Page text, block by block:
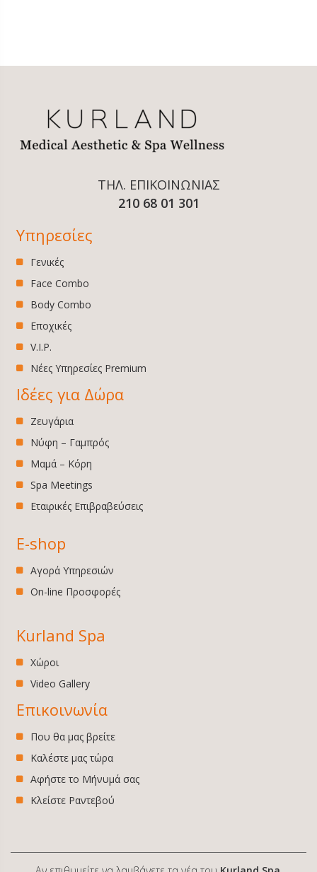
ΤΗΛ. ΕΠΙΚΟΙΝΩΝΙΑΣ
210 68 01 301
Υπηρεσίες
Γενικές
Face Combo
Body Combo
Εποχικές
V.I.P.
Νέες Υπηρεσίες Premium
Ιδέες για Δώρα
Ζευγάρια
Νύφη – Γαμπρός
Μαμά – Κόρη
Spa Meetings
Εταιρικές Επιβραβεύσεις
E-shop
Αγορά Υπηρεσιών
On-line Προσφορές
Kurland Spa
Χώροι
Video Gallery
Επικοινωνία
Που θα μας βρείτε
Καλέστε μας τώρα
Αφήστε το Μήνυμά σας
Κλείστε Ραντεβού